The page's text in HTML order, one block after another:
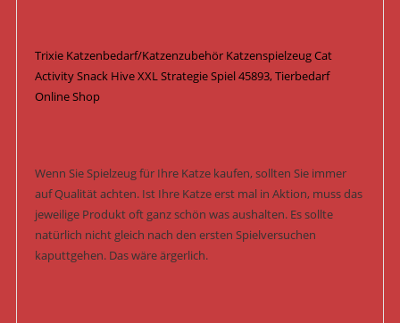
Trixie Katzenbedarf/Katzenzubehör Katzenspielzeug Cat
Activity Snack Hive XXL Strategie Spiel 45893, Tierbedarf
Online Shop
Wenn Sie Spielzeug für Ihre Katze kaufen, sollten Sie immer
auf Qualität achten. Ist Ihre Katze erst mal in Aktion, muss das
jeweilige Produkt oft ganz schön was aushalten. Es sollte
natürlich nicht gleich nach den ersten Spielversuchen
kaputtgehen. Das wäre ärgerlich.